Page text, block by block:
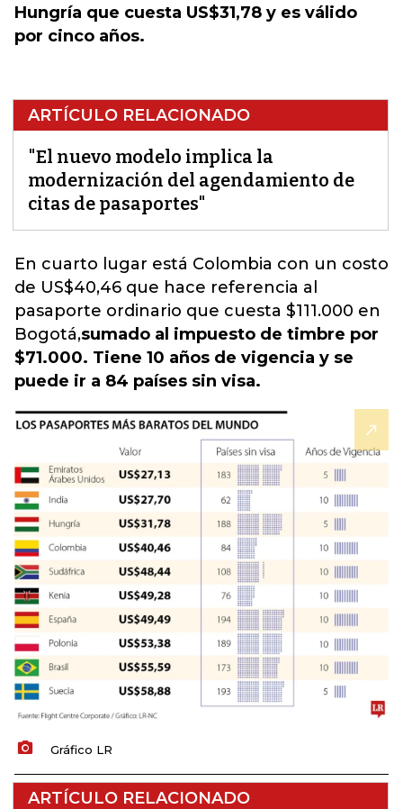
Hungría que cuesta US$31,78 y es válido
por cinco años.
ARTÍCULO RELACIONADO
"El nuevo modelo implica la
modernización del agendamiento de
citas de pasaportes"
En cuarto lugar está Colombia con un costo
de US$40,46 que hace referencia al
pasaporte ordinario que cuesta $111.000 en
Bogotá,sumado al impuesto de timbre por
$71.000. Tiene 10 años de vigencia y se
puede ir a 84 países sin visa.
Gráfico LR
ARTÍCULO RELACIONADO